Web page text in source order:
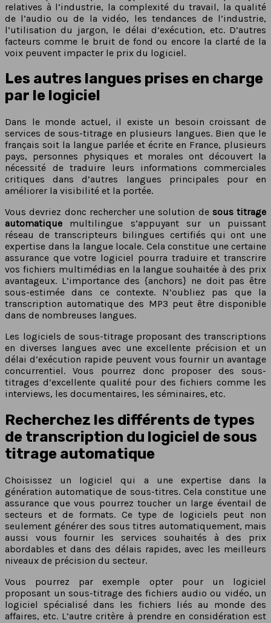
relatives à l’industrie, la complexité du travail, la qualité
de l’audio ou de la vidéo, les tendances de l’industrie,
l’utilisation du jargon, le délai d’exécution, etc. D’autres
facteurs comme le bruit de fond ou encore la clarté de la
voix peuvent impacter le prix du logiciel.
Les autres langues prises en charge
par le logiciel
Dans le monde actuel, il existe un besoin croissant de
services de sous-titrage en plusieurs langues. Bien que le
français soit la langue parlée et écrite en France, plusieurs
pays, personnes physiques et morales ont découvert la
nécessité de traduire leurs informations commerciales
critiques dans d’autres langues principales pour en
améliorer la visibilité et la portée.
Vous devriez donc rechercher une solution de sous titrage
automatique multilingue s’appuyant sur un puissant
réseau de transcripteurs bilingues certifiés qui ont une
expertise dans la langue locale. Cela constitue une certaine
assurance que votre logiciel pourra traduire et transcrire
vos fichiers multimédias en la langue souhaitée à des prix
avantageux. L’importance des {anchors} ne doit pas être
sous-estimée dans ce contexte. N’oubliez pas que la
transcription automatique des MP3 peut être disponible
dans de nombreuses langues.
Les logiciels de sous-titrage proposant des transcriptions
en diverses langues avec une excellente précision et un
délai d’exécution rapide peuvent vous fournir un avantage
concurrentiel. Vous pourrez donc proposer des sous-
titrages d’excellente qualité pour des fichiers comme les
interviews, les documentaires, les séminaires, etc.
Recherchez les différents de types
de transcription du logiciel de sous
titrage automatique
Choisissez un logiciel qui a une expertise dans la
génération automatique de sous-titres. Cela constitue une
assurance que vous pourrez toucher un large éventail de
secteurs et de formats. Ce type de logiciels peut non
seulement générer des sous titres automatiquement, mais
aussi vous fournir les services souhaités à des prix
abordables et dans des délais rapides, avec les meilleurs
niveaux de précision du secteur.
Vous pourrez par exemple opter pour un logiciel
proposant un sous-titrage des fichiers audio ou vidéo, un
logiciel spécialisé dans les fichiers liés au monde des
affaires, etc. L’autre critère à prendre en considération est